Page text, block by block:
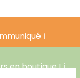
ℹ️
en boutique ! ℹ️